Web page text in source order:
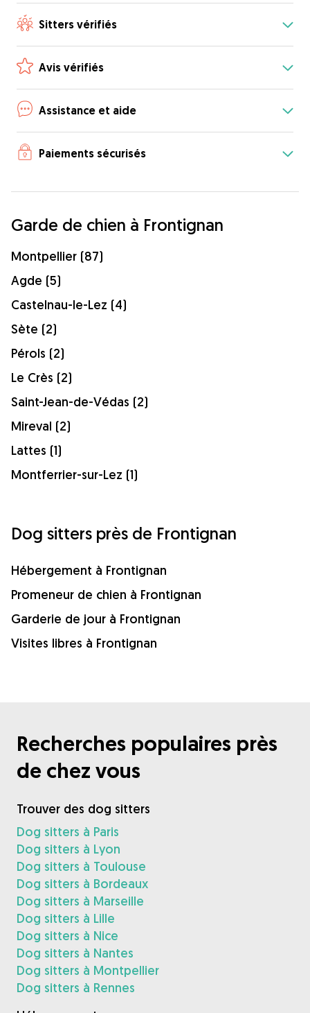
Sitters vérifiés
Avis vérifiés
Assistance et aide
Paiements sécurisés
Garde de chien à Frontignan
Montpellier (87)
Agde (5)
Castelnau-le-Lez (4)
Sète (2)
Pérols (2)
Le Crès (2)
Saint-Jean-de-Védas (2)
Mireval (2)
Lattes (1)
Montferrier-sur-Lez (1)
Dog sitters près de Frontignan
Hébergement à Frontignan
Promeneur de chien à Frontignan
Garderie de jour à Frontignan
Visites libres à Frontignan
Recherches populaires près
de chez vous
Trouver des dog sitters
Dog sitters à Paris
Dog sitters à Lyon
Dog sitters à Toulouse
Dog sitters à Bordeaux
Dog sitters à Marseille
Dog sitters à Lille
Dog sitters à Nice
Dog sitters à Nantes
Dog sitters à Montpellier
Dog sitters à Rennes